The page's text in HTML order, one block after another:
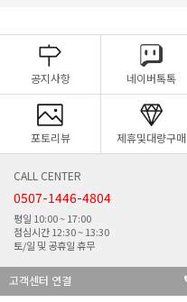
공지사항 네이버톡톡
포토리뷰 제휴및대량구매
CALL CENTER
0507-1446-4804
평일 10:00 ~ 17:00
점심시간 12:30 ~ 13:30
토/일 및 공휴일 휴무
고객센터 연결